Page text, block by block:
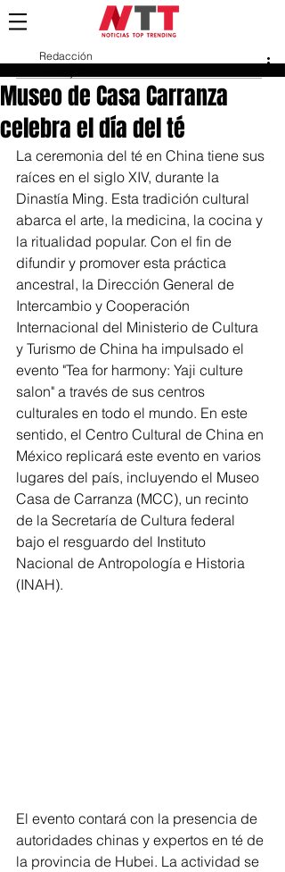
Museo de Casa Carranza
celebra el día del té
Redacción
La ceremonia del té en China tiene sus
raíces en el siglo XIV, durante la
Dinastía Ming. Esta tradición cultural
abarca el arte, la medicina, la cocina y
la ritualidad popular. Con el fin de
difundir y promover esta práctica
ancestral, la Dirección General de
Intercambio y Cooperación
Internacional del Ministerio de Cultura
y Turismo de China ha impulsado el
evento "Tea for harmony: Yaji culture
salon" a través de sus centros
culturales en todo el mundo. En este
sentido, el Centro Cultural de China en
México replicará este evento en varios
lugares del país, incluyendo el Museo
Casa de Carranza (MCC), un recinto
de la Secretaría de Cultura federal
bajo el resguardo del Instituto
Nacional de Antropología e Historia
(INAH).
El evento contará con la presencia de
autoridades chinas y expertos en té de
la provincia de Hubei. La actividad se